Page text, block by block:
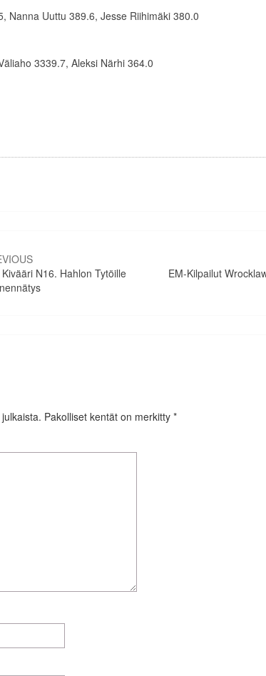
Nanna Uuttu 389.6, Jesse Riihimäki 380.0
3339.7, Aleksi Närhi 364.0
N16. Hahlon Tytöille
EM-Kilpailut
Pakolliset kentät on merkitty *